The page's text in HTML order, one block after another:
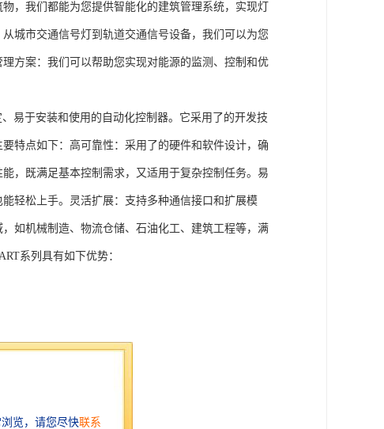
，我们都能为您提供智能化的建筑管理系统，实现灯
城市交通信号灯到轨道交通信号设备，我们可以为您
方案：我们可以帮助您实现对能源的监测、控制和优
于安装和使用的自动化控制器。它采用了的开发技
特点如下：高可靠性：采用了的硬件和软件设计，确
，既满足基本控制需求，又适用于复杂控制任务。易
轻松上手。灵活扩展：支持多种通信接口和扩展模
如机械制造、物流仓储、石油化工、建筑工程等，满
系列具有如下优势：
。